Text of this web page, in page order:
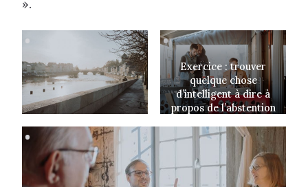
».
Exercice : trouver
quelque chose
d’intelligent à dire à
propos de l’abstention